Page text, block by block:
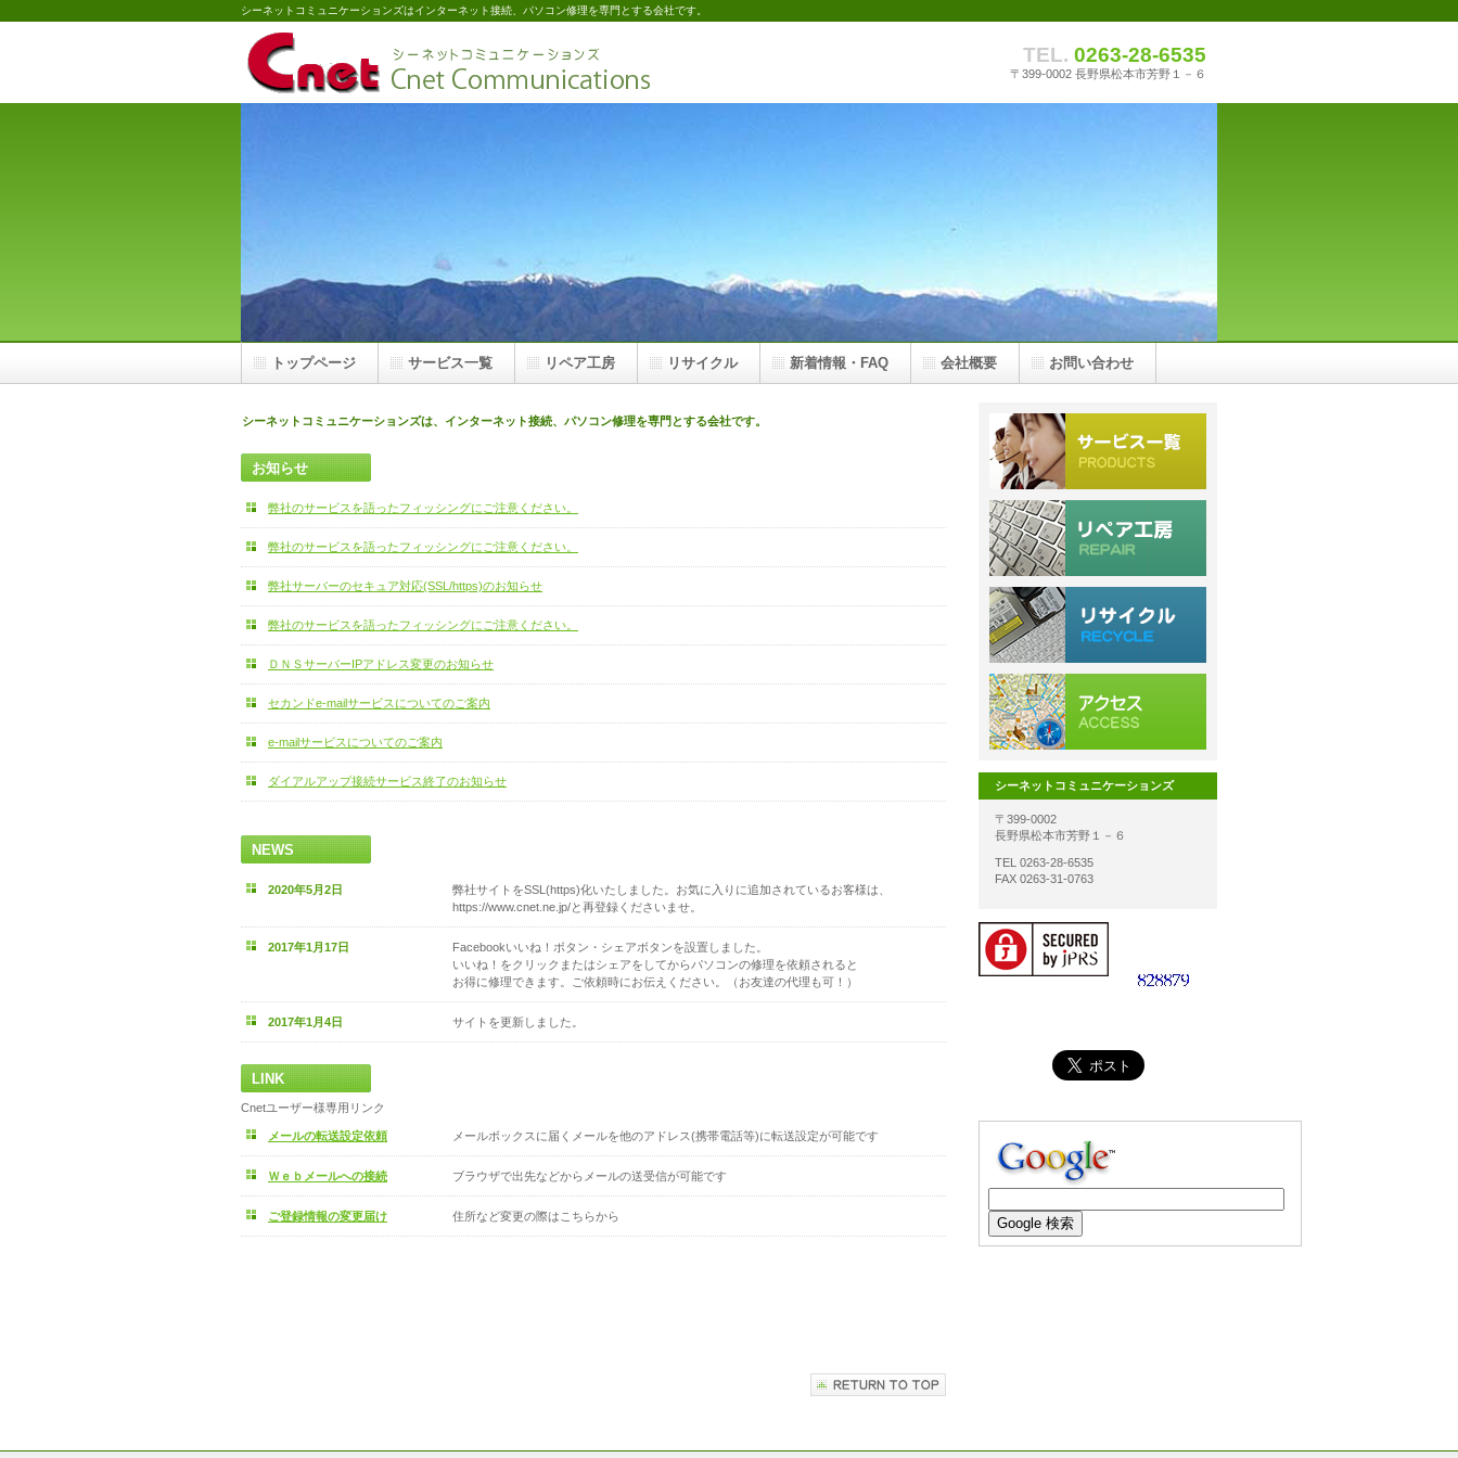
シーネットコミュニケーションズはインターネット接続、パソコン修理を専門とする会社です。
TEL. 0263-28-6535
〒399-0002 長野県松本市芳野１－６
シーネットコミュニケーションズは、インターネット接続、パソコン修理を専門とする会社です。
お知らせ
弊社のサービスを語ったフィッシングにご注意ください。
弊社のサービスを語ったフィッシングにご注意ください。
弊社サーバーのセキュア対応(SSL/https)のお知らせ
弊社のサービスを語ったフィッシングにご注意ください。
ＤＮＳサーバーIPアドレス変更のお知らせ
セカンドe-mailサービスについてのご案内
e-mailサービスについてのご案内
ダイアルアップ接続サービス終了のお知らせ
NEWS
2020年5月2日
弊社サイトをSSL(https)化いたしました。お気に入りに追加されているお客様は、
https://www.cnet.ne.jp/と再登録くださいませ。
2017年1月17日
Facebookいいね！ボタン・シェアボタンを設置しました。
いいね！をクリックまたはシェアをしてからパソコンの修理を依頼されると
お得に修理できます。ご依頼時にお伝えください。（お友達の代理も可！）
2017年1月4日 サイトを更新しました。
LINK
Cnetユーザー様専用リンク
メールの転送設定依頼 メールボックスに届くメールを他のアドレス(携帯電話等)に転送設定が可能です
Ｗｅｂメールへの接続 ブラウザで出先などからメールの送受信が可能です
ご登録情報の変更届け 住所など変更の際はこちらから
トップページ サービス一覧 リペア工房 リサイクル 新着情報・FAQ 会社概要 お問い合わせ
シーネットコミュニケーションズ
〒399-0002
長野県松本市芳野１－６
TEL 0263-28-6535
FAX 0263-31-0763